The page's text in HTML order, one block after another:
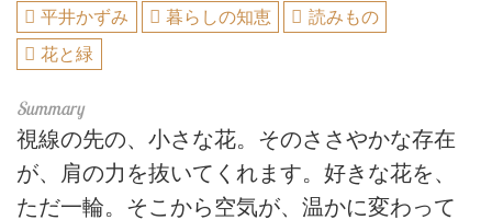
平井かずみ 暮らしの知恵
読みもの
花と緑
視線の先の、小さな花。そのささやかな存在
が、肩の力を抜いてくれます。好きな花を、
ただ一輪。そこから空気が、温かに変わって